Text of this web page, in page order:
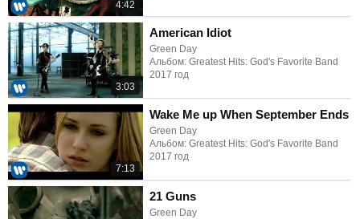
4:42
3:03
American Idiot
Green Day
Альбом: Greatest Hits: God's Favorite Band
2017 год
7:13
Wake Me up When September Ends
Green Day
Альбом: Greatest Hits: God's Favorite Band
2017 год
21 Guns
Green Day